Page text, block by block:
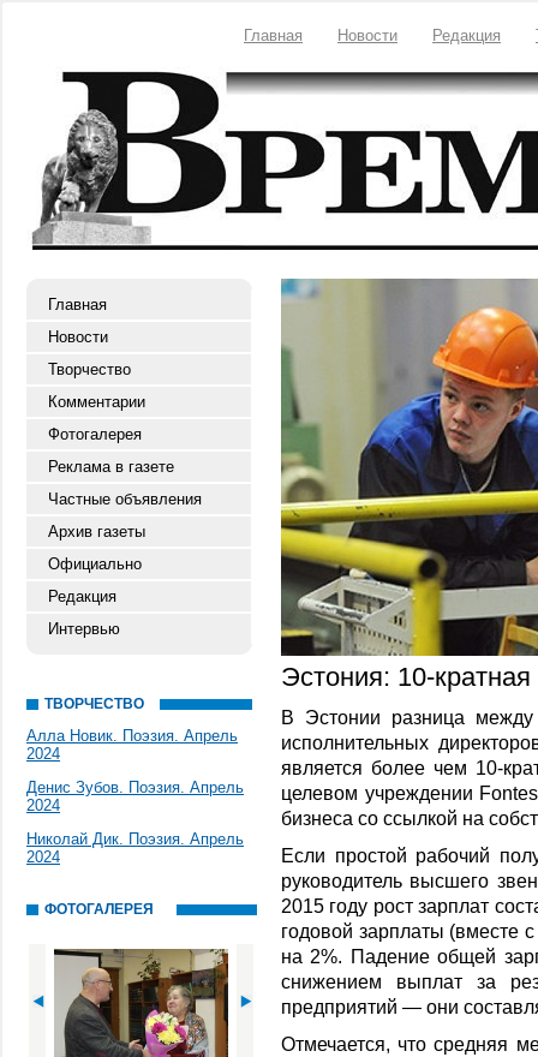
Главная Новости Редакция
Главная
Новости
Творчество
Комментарии
Фотогалерея
Реклама в газете
Частные объявления
Архив газеты
Официально
Редакция
Интервью
ТВОРЧЕСТВО
Алла Новик. Поэзия. Апрель
2024
Денис Зубов. Поэзия. Апрель
2024
Николай Дик. Поэзия. Апрель
2024
ФОТОГАЛЕРЕЯ
Эстония: 10-
В Эстонии разница между
исполнительных
является более чем 10-
целевом учреждении
бизнеса со ссылкой на
Если простой рабочий
руководитель высшего
2015 году рост зарплат
годовой зарплаты (вместе
на 2%. Падение общей
снижением выплат за
предприятий — они
Отмечается, что средняя